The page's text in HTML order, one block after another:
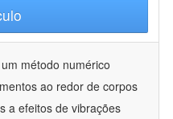
método numérico
ao redor de corpos
a efeitos de vibrações